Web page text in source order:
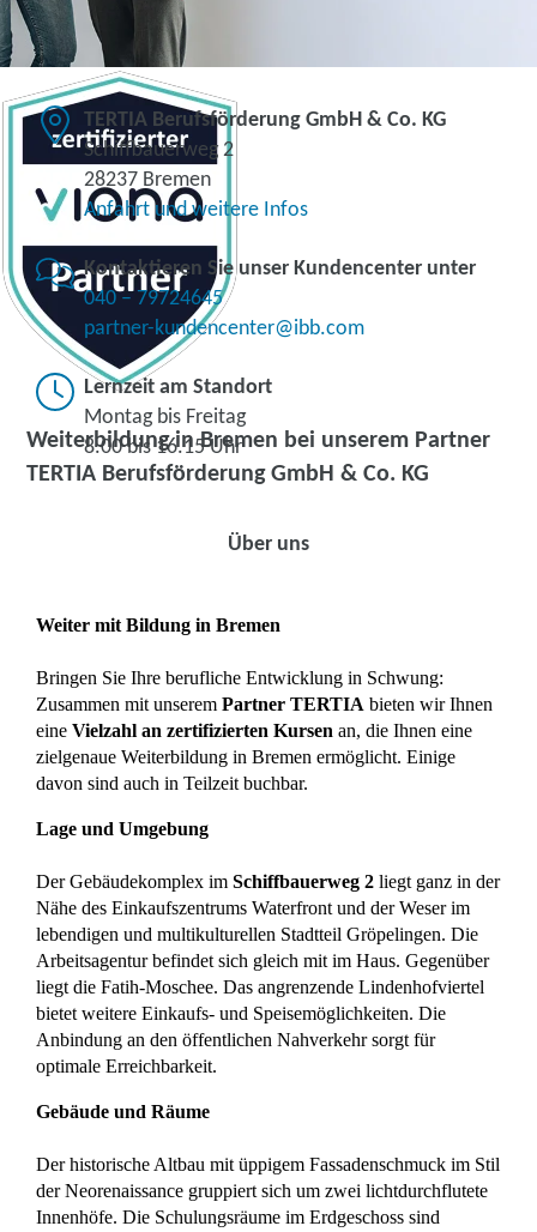
Weiterbildung in Bremen bei unserem Partner
TERTIA Berufsförderung GmbH & Co. KG
TERTIA Berufsförderung GmbH & Co. KG
Schiffbauerweg 2
28237 Bremen
Anfahrt und weitere Infos
Kontaktieren Sie unser Kundencenter unter
040 – 79724645
partner-kundencenter@ibb.com
Lernzeit am Standort
Montag bis Freitag
8.00 bis 16.15 Uhr
Über uns
Weiter mit Bildung in Bremen
Bringen Sie Ihre berufliche Entwicklung in Schwung:
Zusammen mit unseremPartner TERTIA bieten wir Ihnen
eineVielzahl an zertifizierten Kursen an, die Ihnen eine
zielgenaue Weiterbildung in Bremen ermöglicht. Einige
davon sind auch in Teilzeit buchbar.
Lage und Umgebung
Der Gebäudekomplex imSchiffbauerweg 2 liegt ganz in der
Nähe des Einkaufszentrums Waterfront und der Weser im
lebendigen und multikulturellen Stadtteil Gröpelingen. Die
Arbeitsagentur befindet sich gleich mit im Haus. Gegenüber
liegt die Fatih-Moschee. Das angrenzende Lindenhofviertel
bietet weitere Einkaufs- und Speisemöglichkeiten. Die
Anbindung an den öffentlichen Nahverkehr sorgt für
optimale Erreichbarkeit.
Gebäude und Räume
Der historische Altbau mit üppigem Fassadenschmuck im Stil
der Neorenaissance gruppiert sich um zwei lichtdurchflutete
Innenhöfe. Die Schulungsräume im Erdgeschoss sind